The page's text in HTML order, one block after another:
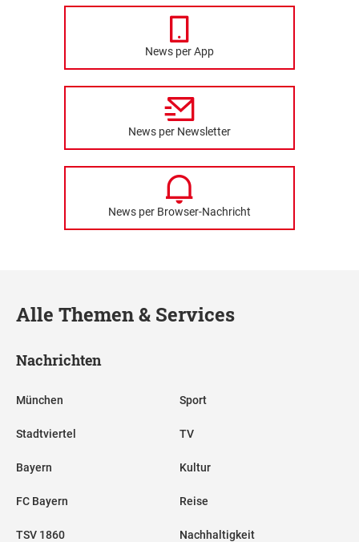
News per App
News per Newsletter
News per Browser-Nachricht
Alle Themen & Services
Nachrichten
München
Stadtviertel
Bayern
FC Bayern
TSV 1860
Sport
TV
Kultur
Reise
Nachhaltigkeit